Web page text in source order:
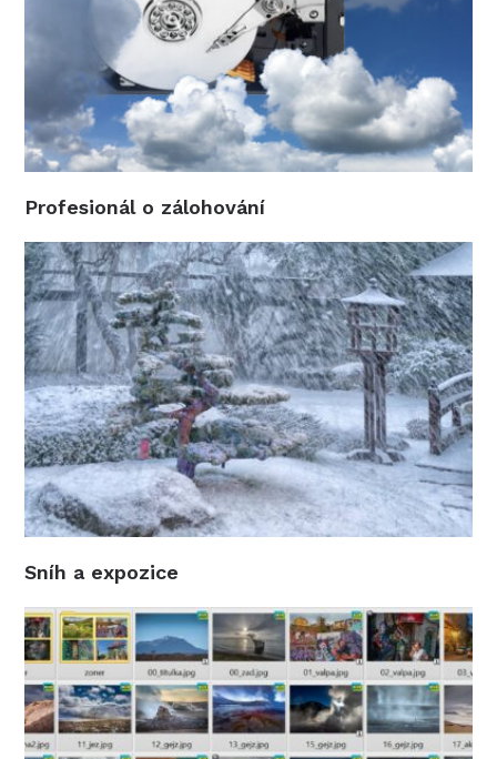
Profesionál o zálohování
Sníh a expozice